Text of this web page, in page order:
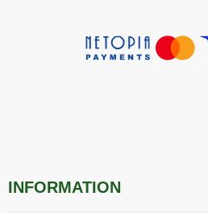
INFORMATION